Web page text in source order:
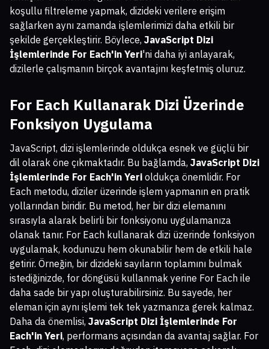
koşullu filtreleme yapmak, dizideki verilere erişim
sağlarken aynı zamanda işlemlerimizi daha etkili bir
şekilde gerçekleştirir. Böylece, JavaScript Dizi
İşlemlerinde For Each'in Yeri'ni daha iyi anlayarak,
dizilerle çalışmanın birçok avantajını keşfetmiş oluruz.
For Each Kullanarak Dizi Üzerinde
Fonksiyon Uygulama
JavaScript, dizi işlemlerinde oldukça esnek ve güçlü bir
dil olarak öne çıkmaktadır. Bu bağlamda, JavaScript Dizi
İşlemlerinde For Each'in Yeri oldukça önemlidir. For
Each metodu, diziler üzerinde işlem yapmanın en pratik
yollarından biridir. Bu metod, her bir dizi elemanını
sırasıyla alarak belirli bir fonksiyonu uygulamanıza
olanak tanır. For Each kullanarak dizi üzerinde fonksiyon
uygulamak, kodunuzu hem okunabilir hem de etkili hale
getirir. Örneğin, bir dizideki sayıların toplamını bulmak
istediğinizde, for döngüsü kullanmak yerine For Each ile
daha sade bir yapı oluşturabilirsiniz. Bu sayede, her
eleman için aynı işlemi tek tek yazmanıza gerek kalmaz.
Daha da önemlisi, JavaScript Dizi İşlemlerinde For
Each'in Yeri, performans açısından da avantaj sağlar. For